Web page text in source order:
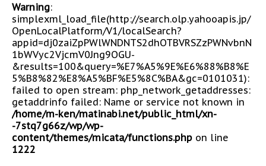
Warning:
simplexml_load_file(http://search.olp.yahooapis.jp/
OpenLocalPlatform/V1/localSearch?
appid=dj0zaiZpPWlWNDNTS2dhOTBVRSZzPWNvbnN
1bWVyc2VjcmV0Jng9OGU-
&results=100&query=%E7%A5%9E%E6%88%B8%E
5%B8%82%E8%A5%BF%E5%8C%BA&gc=0101031):
failed to open stream: php_network_getaddresses:
getaddrinfo failed: Name or service not known in
/home/m-ken/matinabi.net/public_html/xn-
-7stq7g66z/wp/wp-
content/themes/micata/functions.php on line
1222